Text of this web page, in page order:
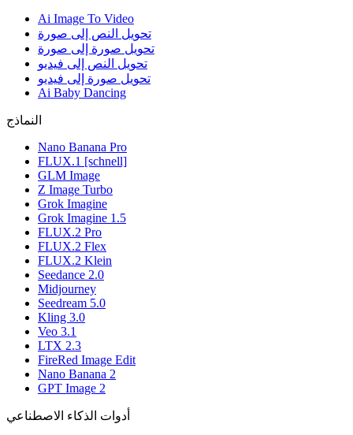
Ai Image To Video
تحويل النص إلى صورة
تحويل صورة إلى صورة
تحويل النص إلى فيديو
تحويل صورة إلى فيديو
Ai Baby Dancing
النماذج
Nano Banana Pro
FLUX.1 [schnell]
GLM Image
Z Image Turbo
Grok Imagine
Grok Imagine 1.5
FLUX.2 Pro
FLUX.2 Flex
FLUX.2 Klein
Seedance 2.0
Midjourney
Seedream 5.0
Kling 3.0
Veo 3.1
LTX 2.3
FireRed Image Edit
Nano Banana 2
GPT Image 2
أدوات الذكاء الاصطناعي